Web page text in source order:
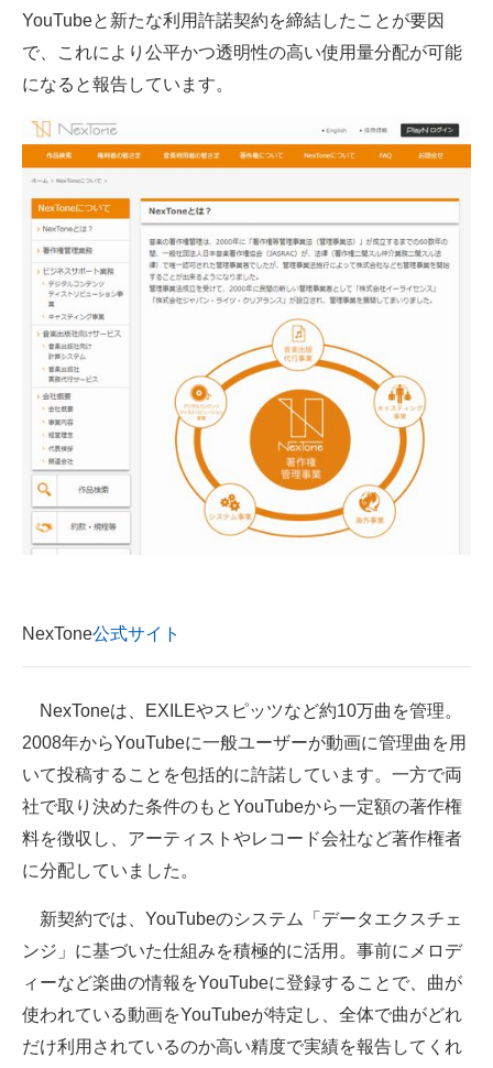
進化するPCとデバイスの未来
好きが集まる 比べて選べる
AI活用のいまが分かる
企業ITのトレンドを詳説
経営リーダーのコミュニティ
マーケ×ITの今がよく分かる
ITエンジニア向け専門サイト
企業向けIT製品の総合サイト
IT製品の技術・比較・事例
製造業のIT導入・活用を支援
モノづくり技術者専門サイト
電子設計の基本と応用
建設×テクノロジーの最前線
ちょっと気になるネットの話題
YouTubeと新たな利用許諾契約を締結したことが要因
で、これにより公平かつ透明性の高い使用量分配が可能
になると報告しています。
NexTone公式サイト
NexToneは、EXILEやスピッツなど約10万曲を管理。
2008年からYouTubeに一般ユーザーが動画に管理曲を用
いて投稿することを包括的に許諾しています。一方で両
社で取り決めた条件のもとYouTubeから一定額の著作権
料を徴収し、アーティストやレコード会社など著作権者
に分配していました。
新契約では、YouTubeのシステム「データエクスチェ
ンジ」に基づいた仕組みを積極的に活用。事前にメロデ
ィーなど楽曲の情報をYouTubeに登録することで、曲が
使われている動画をYouTubeが特定し、全体で曲がどれ
だけ利用されているのか高い精度で実績を報告してくれ